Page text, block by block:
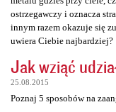
ostrzegawczy i oznacza
innym razem okazuje się
uwiera Ciebie najbardziej?
Jak wziąć
25.08.2015
Poznaj 5 sposobów na